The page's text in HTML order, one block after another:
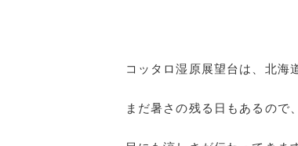
コッタロ湿原展望台は、北海
まだ暑さの残る日もあるので